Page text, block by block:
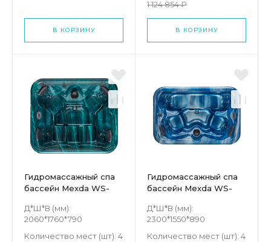
В КОРЗИНУ
1 124 854 ₽
В КОРЗИНУ
Гидромассажный спа
бассейн Mexda WS-
Д*Ш*В (мм):
2060*1760*790
Количество мест (шт): 4
Гидромассажный спа
бассейн Mexda WS-
Д*Ш*В (мм):
2300*1550*890
Количество мест (шт): 4